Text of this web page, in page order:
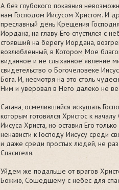
А без глубокого покаяния
нам Господом Иисусом Христом. И
преславный день Крещения
Иордана, на главу Его спустился с
стоявший на берегу Иордана,
возлюбленный, в Котором Мое
виданное и не слыханное явление
свидетельство о Богочеловеке
Бога. И, несмотря на это столь
Ним и уверовал в Него далеко не
Сатана, осмелившийся искушать
которым готовился Христос к
Иисуса Христа, но оставил Его
ненависти к Господу Иисусу среди
и даже среди простых людей, не
Спасителя.
Уйдем же подальше от врагов
Божию, Сошедшему с небес для